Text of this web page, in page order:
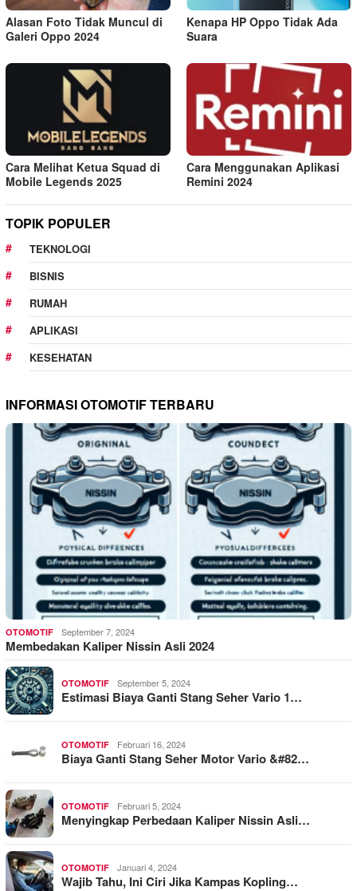
Alasan Foto Tidak Muncul di
Galeri Oppo 2024
Kenapa HP Oppo Tidak Ada
Suara
Cara Melihat Ketua Squad di
Mobile Legends 2025
Cara Menggunakan Aplikasi
Remini 2024
TOPIK POPULER
TEKNOLOGI
BISNIS
RUMAH
APLIKASI
KESEHATAN
INFORMASI OTOMOTIF TERBARU
OTOMOTIF September 7, 2024
Membedakan Kaliper Nissin Asli 2024
OTOMOTIF September 5, 2024
Estimasi Biaya Ganti Stang Seher Vario 1…
OTOMOTIF Februari 16, 2024
Biaya Ganti Stang Seher Motor Vario &#82…
OTOMOTIF Februari 5, 2024
Menyingkap Perbedaan Kaliper Nissin Asli…
OTOMOTIF Januari 4, 2024
Wajib Tahu, Ini Ciri Jika Kampas Kopling…